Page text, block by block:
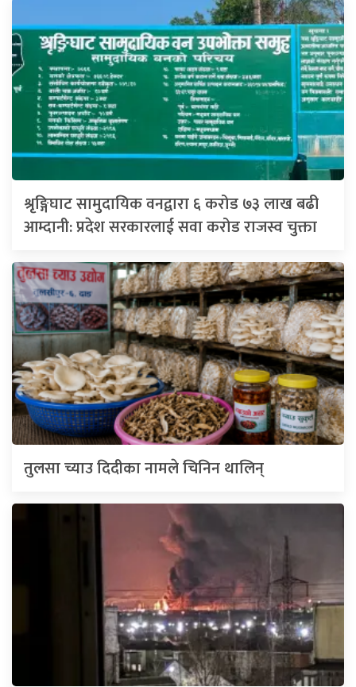
श्रृङ्गिघाट सामुदायिक वनद्वारा ६ करोड ७३ लाख बढी
आम्दानी: प्रदेश सरकारलाई सवा करोड राजस्व चुक्ता
तुलसा च्याउ दिदीका नामले चिनिन थालिन्